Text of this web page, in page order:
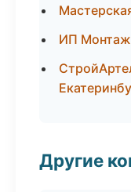
ИП Монтаж
Другие